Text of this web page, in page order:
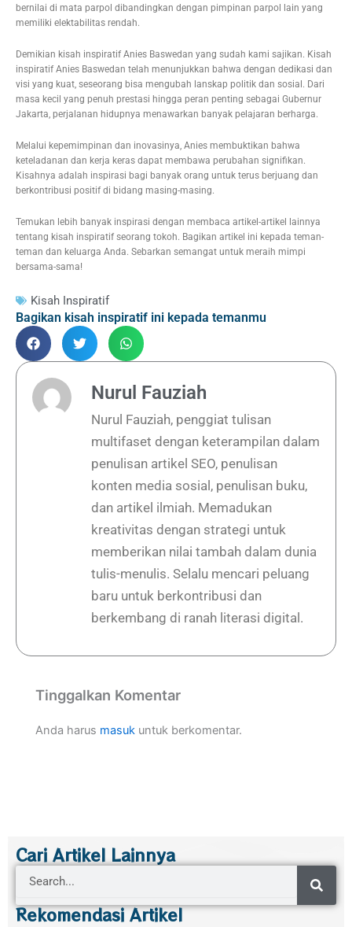
bernilai di mata parpol dibandingkan dengan pimpinan parpol lain yang
memiliki elektabilitas rendah.
Demikian kisah inspiratif Anies Baswedan yang sudah kami sajikan. Kisah
inspiratif Anies Baswedan telah menunjukkan bahwa dengan dedikasi dan
visi yang kuat, seseorang bisa mengubah lanskap politik dan sosial. Dari
masa kecil yang penuh prestasi hingga peran penting sebagai Gubernur
Jakarta, perjalanan hidupnya menawarkan banyak pelajaran berharga.
Melalui kepemimpinan dan inovasinya, Anies membuktikan bahwa
keteladanan dan kerja keras dapat membawa perubahan signifikan.
Kisahnya adalah inspirasi bagi banyak orang untuk terus berjuang dan
berkontribusi positif di bidang masing-masing.
Temukan lebih banyak inspirasi dengan membaca artikel-artikel lainnya
tentang kisah inspiratif seorang tokoh. Bagikan artikel ini kepada teman-
teman dan keluarga Anda. Sebarkan semangat untuk meraih mimpi
bersama-sama!
Kisah Inspiratif
Tinggalkan Komentar
Anda harus masuk untuk berkomentar.
Bagikan kisah inspiratif ini kepada temanmu
Nurul Fauziah
Nurul Fauziah, penggiat tulisan
multifaset dengan keterampilan dalam
penulisan artikel SEO, penulisan
konten media sosial, penulisan buku,
dan artikel ilmiah. Memadukan
kreativitas dengan strategi untuk
memberikan nilai tambah dalam dunia
tulis-menulis. Selalu mencari peluang
baru untuk berkontribusi dan
berkembang di ranah literasi digital.
Cari Artikel Lainnya
Rekomendasi Artikel